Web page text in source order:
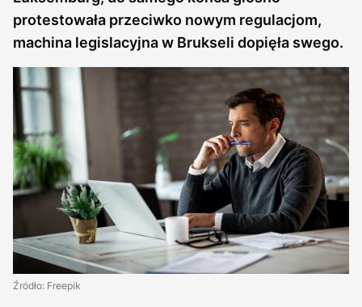
protestowała przeciwko nowym regulacjom,
machina legislacyjna w Brukseli dopięła swego.
Źródło: Freepik